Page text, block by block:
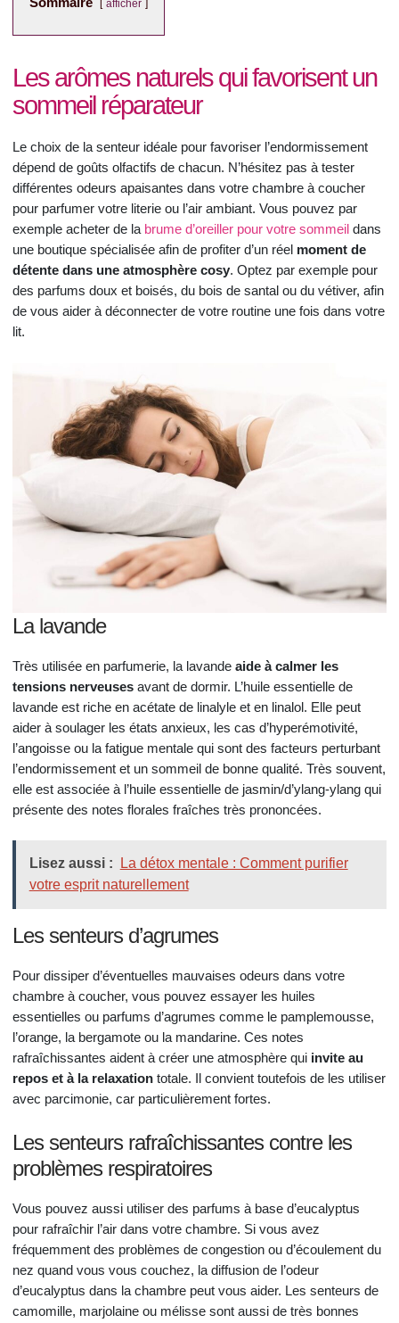
Sommaire afficher
Les arômes naturels qui favorisent un
sommeil réparateur
Le choix de la senteur idéale pour favoriser l’endormissement
dépend de goûts olfactifs de chacun. N’hésitez pas à tester
différentes odeurs apaisantes dans votre chambre à coucher
pour parfumer votre literie ou l’air ambiant. Vous pouvez par
exemple acheter de la brume d’oreiller pour votre sommeil dans
une boutique spécialisée afin de profiter d’un réel moment de
détente dans une atmosphère cosy. Optez par exemple pour
des parfums doux et boisés, du bois de santal ou du vétiver, afin
de vous aider à déconnecter de votre routine une fois dans votre
lit.
La lavande
Très utilisée en parfumerie, la lavande aide à calmer les
tensions nerveuses avant de dormir. L’huile essentielle de
lavande est riche en acétate de linalyle et en linalol. Elle peut
aider à soulager les états anxieux, les cas d’hyperémotivité,
l’angoisse ou la fatigue mentale qui sont des facteurs perturbant
l’endormissement et un sommeil de bonne qualité. Très souvent,
elle est associée à l’huile essentielle de jasmin/d’ylang-ylang qui
présente des notes florales fraîches très prononcées.
Lisez aussi :
La détox mentale : Comment purifier
votre esprit naturellement
Les senteurs d’agrumes
Pour dissiper d’éventuelles mauvaises odeurs dans votre
chambre à coucher, vous pouvez essayer les huiles
essentielles ou parfums d’agrumes comme le pamplemousse,
l’orange, la bergamote ou la mandarine. Ces notes
rafraîchissantes aident à créer une atmosphère qui invite au
repos et à la relaxation totale. Il convient toutefois de les utiliser
avec parcimonie, car particulièrement fortes.
Les senteurs rafraîchissantes contre les
problèmes respiratoires
Vous pouvez aussi utiliser des parfums à base d’eucalyptus
pour rafraîchir l’air dans votre chambre. Si vous avez
fréquemment des problèmes de congestion ou d’écoulement du
nez quand vous vous couchez, la diffusion de l’odeur
d’eucalyptus dans la chambre peut vous aider. Les senteurs de
camomille, marjolaine ou mélisse sont aussi de très bonnes